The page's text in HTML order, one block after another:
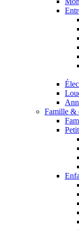
Famille &